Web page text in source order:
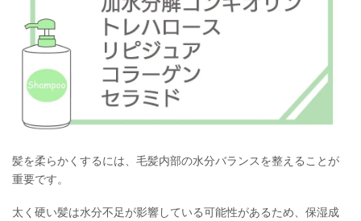
髪を柔らかくするには、毛髪内部の水分バランスを整えることが
重要です。
太く硬い髪は水分不足が影響している可能性があるため、保湿成